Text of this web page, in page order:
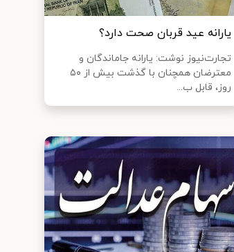
یارانه عید قربان صحت دارد؟
تجارت‌نیوز نوشت: یارانه جاماندگان و
معترضان همچنان با گذشت بیش از ۵۰
روز، قابل ب...